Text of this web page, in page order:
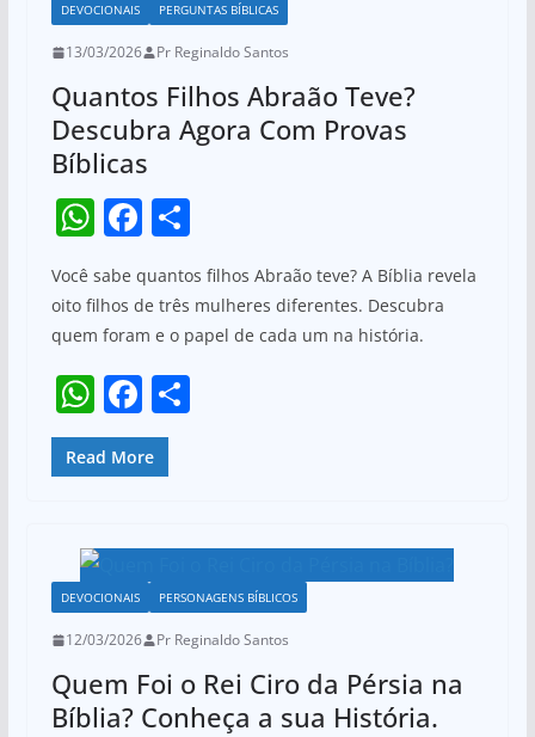
p o
k
DEVOCIONAIS PERGUNTAS BÍBLICAS
13/03/2026 Pr Reginaldo Santos
Quantos Filhos Abraão Teve?
Descubra Agora Com Provas
Bíblicas
W
h
at
s
A
p
p
F
c
e
b
o
o
k
S
h
ar
e
Você sabe quantos filhos Abraão teve? A Bíblia revela
oito filhos de três mulheres diferentes. Descubra
quem foram e o papel de cada um na história.
W
h
at
A
p
p
F
a
c
b
o
o
k
S
Read More
DEVOCIONAIS PERSONAGENS BÍBLICOS
12/03/2026 Pr Reginaldo Santos
Quem Foi o Rei Ciro da Pérsia na
Bíblia? Conheça a sua História.